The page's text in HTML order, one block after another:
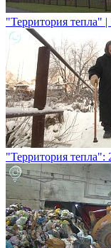
"Территория тепла"
"Территория тепла":